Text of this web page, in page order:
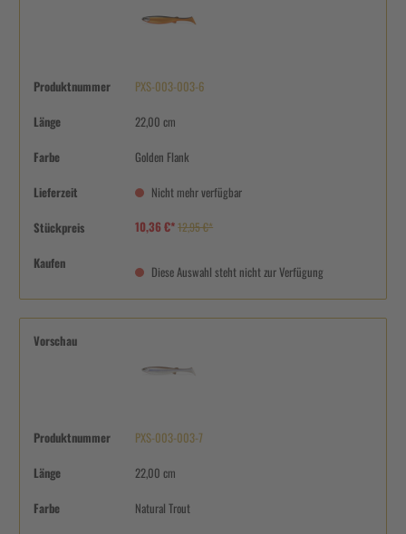
Produktnummer PXS-003-003-6
Länge 22,00 cm
Farbe Golden Flank
Lieferzeit Nicht mehr verfügbar
Stückpreis 10,36 €*12,95 €*
Kaufen
Diese Auswahl steht nicht zur Verfügung
Vorschau
Produktnummer PXS-003-003-7
Länge 22,00 cm
Farbe Natural Trout